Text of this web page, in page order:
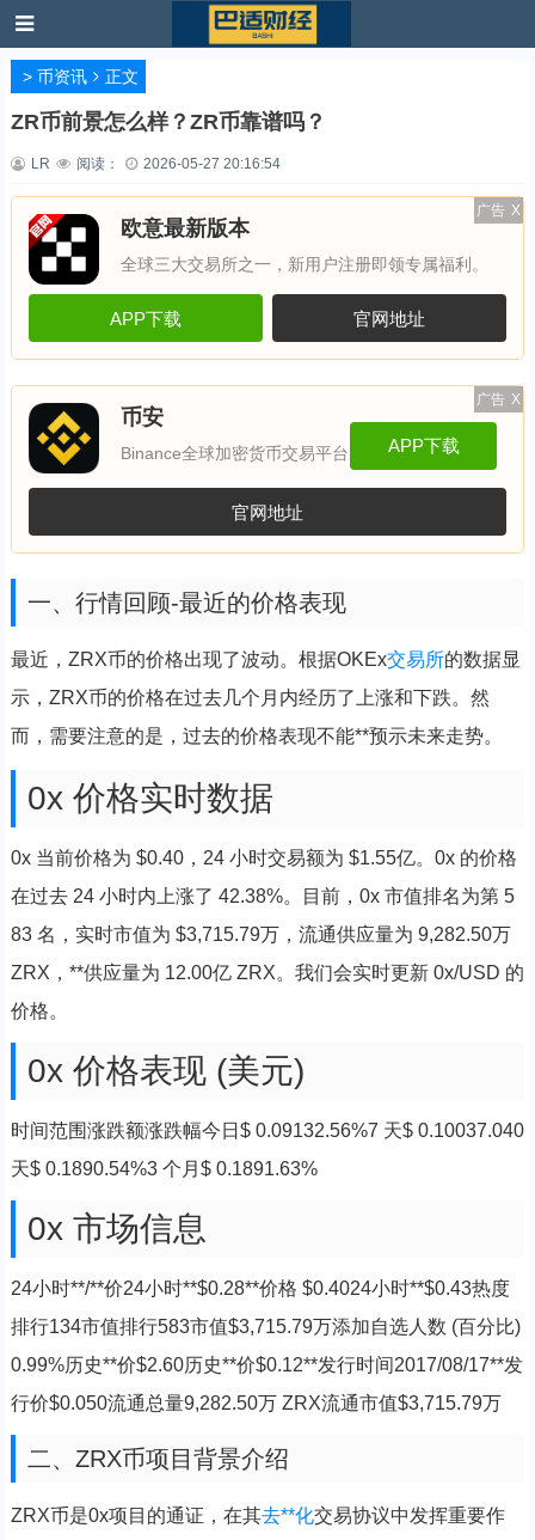
> 币资讯 正文
ZR币前景怎么样？ZR币靠谱吗？
LR 阅读： 2026-05-27 20:16:54
广告 X
欧意最新版本
全球三大交易所之一，新用户注册即领专属福利。
APP下载 官网地址
广告 X
币安
Binance全球加密货币交易平台 APP下载
官网地址
一、行情回顾-最近的价格表现
最近，ZRX币的价格出现了波动。根据OKEx交易所的数据显
示，ZRX币的价格在过去几个月内经历了上涨和下跌。然
而，需要注意的是，过去的价格表现不能**预示未来走势。
0x 价格实时数据
0x 当前价格为 $0.40，24 小时交易额为 $1.55亿。0x 的价格
在过去 24 小时内上涨了 42.38%。目前，0x 市值排名为第 5
83 名，实时市值为 $3,715.79万，流通供应量为 9,282.50万
ZRX，**供应量为 12.00亿 ZRX。我们会实时更新 0x/USD 的
价格。
0x 价格表现 (美元)
时间范围涨跌额涨跌幅今日$ 0.09132.56%7 天$ 0.10037.040
天$ 0.1890.54%3 个月$ 0.1891.63%
0x 市场信息
24小时**/**价24小时**$0.28**价格 $0.4024小时**$0.43热度
排行134市值排行583市值$3,715.79万添加自选人数 (百分比)
0.99%历史**价$2.60历史**价$0.12**发行时间2017/08/17**发
行价$0.050流通总量9,282.50万 ZRX流通市值$3,715.79万
二、ZRX币项目背景介绍
ZRX币是0x项目的通证，在其去**化交易协议中发挥重要作